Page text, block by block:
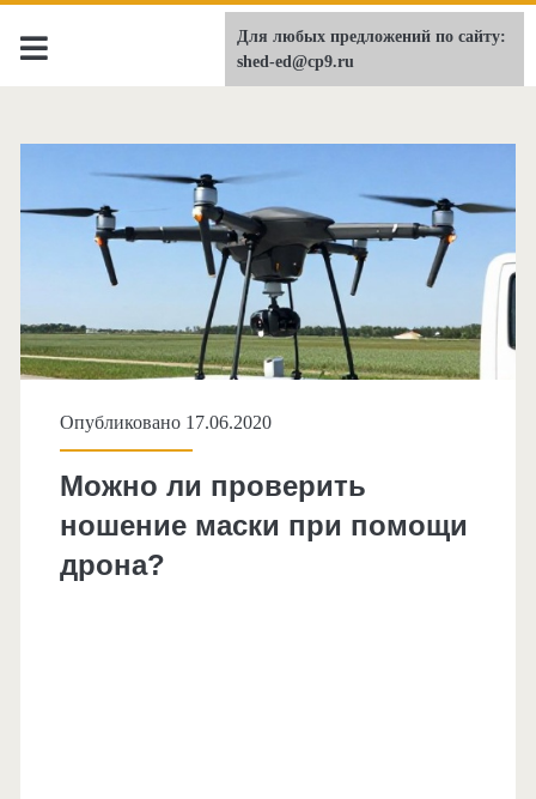
shed-ed.ru
Опубликовано 17.06.2020
Можно ли проверить
ношение маски при помощи
дрона?
Для любых предложений по сайту:
shed-ed@cp9.ru